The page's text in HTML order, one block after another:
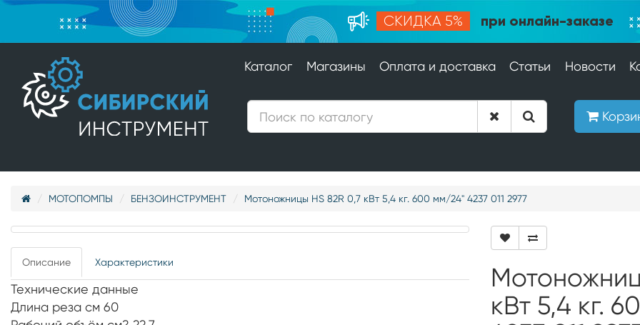
СКИДКА 5% при онлайн-заказе
Каталог Магазины Оплата и доставка Статьи Новости
МОТОПОМПЫ БЕНЗОИНСТРУМЕНТ Мотоножницы HS 82R 0,7 кВт 5,4 кг. 600 мм/24" 4237 011 2977
Описание Характеристики
Технические данные
Длина реза см 60
кВт 5,4 кг.